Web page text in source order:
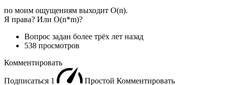
по моим ощущениям выходит O(n).
Я права? Или O(n*m)?
Вопрос задан более трёх лет назад
538 просмотров
Комментировать
Подписаться 1 Простой Комментировать